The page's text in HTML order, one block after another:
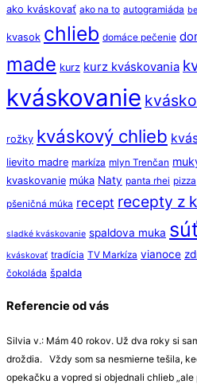
ako kváskovať ako na to autogramiáda
kvasok chlieb domáce pečenie
made kurz kurz kváskovania
kváskovanie
rožky kváskový chlieb
lievito madre markíza mlyn Trenčan
kvaskovanie múka Naty panta rhei pizza
pšeničná múka recept recepty z
sladké kváskovanie spaldova muka
kváskovať tradícia TV Markíza vianoce
čokoláda špalda
Referencie od vás
Silvia v.: Mám 40 rokov. Už dva roky si
droždia. Vždy som sa nesmierne tešila,
opekačku a vopred si objednali chlieb „ale